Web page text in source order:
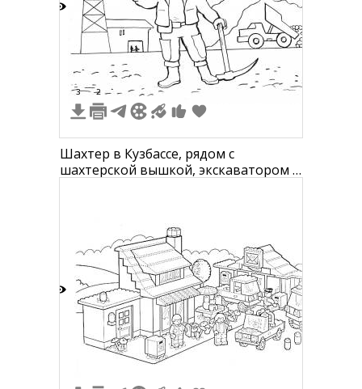
3 2
Шахтер в Кузбассе, рядом с
шахтерской вышкой, экскаватором и